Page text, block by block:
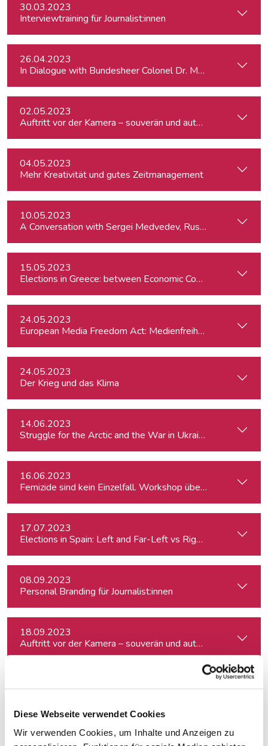
Diese Webseite verwendet Cookies
Wir verwenden Cookies, um Inhalte und Anzeigen zu
30.03.2023
Interviewtraining für Journalist:innen
26.04.2023
In Dialogue with Bundesheer Colonel Dr. Markus Reisner
02.05.2023
Auftritt vor der Kamera – souverän und authentisch
04.05.2023
Mehr Kreativität und gutes Zeitmanagement
10.05.2023
A Conversation with Sergei Medvedev, Russian Historian
15.05.2023
Elections in Greece: between Economic Concerns and the
24.05.2023
European Media Freedom Act: Medienfreiheit in
24.05.2023
Der Krieg und das Klima
14.06.2023
Struggle for the Arctic and the War in Ukraine
16.06.2023
Femizide sind kein Einzelfall. Workshop über sensible
17.07.2023
Elections in Spain: Left and Far-Left vs Right and Far-Right
08.09.2023
Personal Branding für Journalist:innen
18.09.2023
Auftritt vor der Kamera – souverän und authentisch
05.10.2023